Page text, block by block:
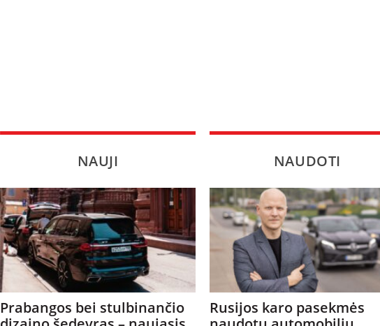
NAUJI
Prabangos bei stulbinančio
NAUDOTI
Rusijos karo pasekmės